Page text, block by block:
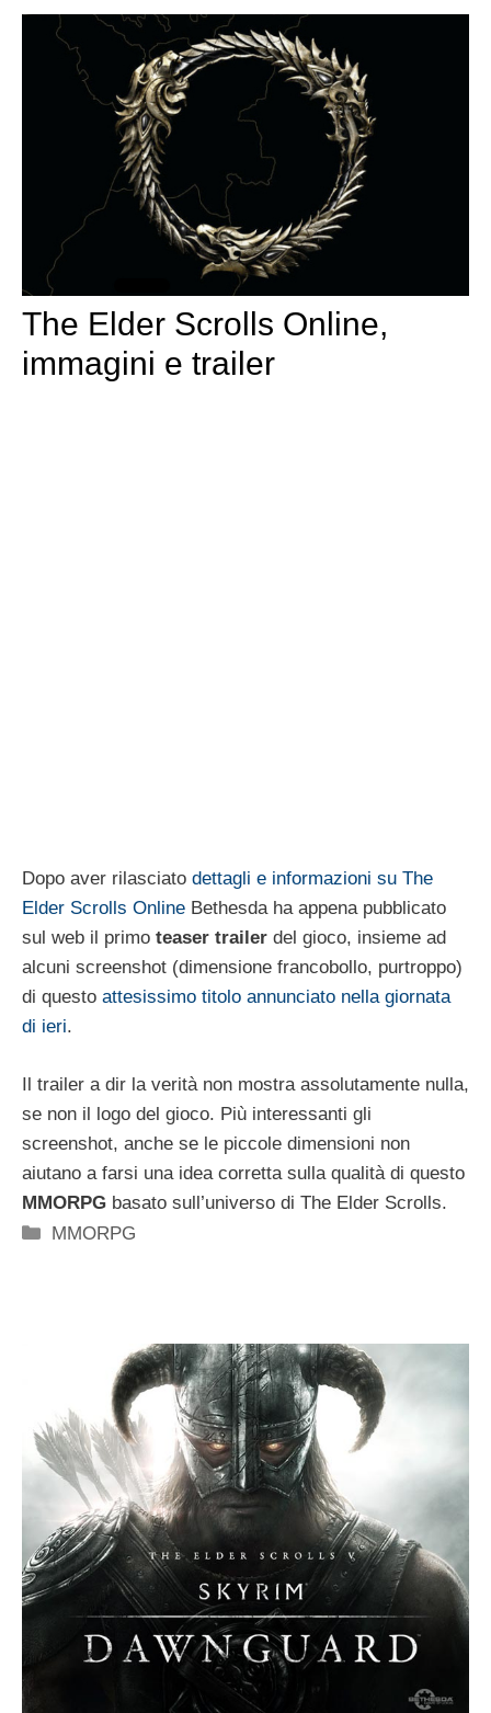
The Elder Scrolls Online,
immagini e trailer
Dopo aver rilasciato dettagli e informazioni su The
Elder Scrolls Online Bethesda ha appena pubblicato
sul web il primo teaser trailer del gioco, insieme ad
alcuni screenshot (dimensione francobollo, purtroppo)
di questo attesissimo titolo annunciato nella giornata
di ieri.
Il trailer a dir la verità non mostra assolutamente nulla,
se non il logo del gioco. Più interessanti gli
screenshot, anche se le piccole dimensioni non
aiutano a farsi una idea corretta sulla qualità di questo
MMORPG basato sull’universo di The Elder Scrolls.
Categorie
MMORPG